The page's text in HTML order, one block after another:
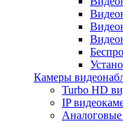
Камеры
Turbo HD
IP